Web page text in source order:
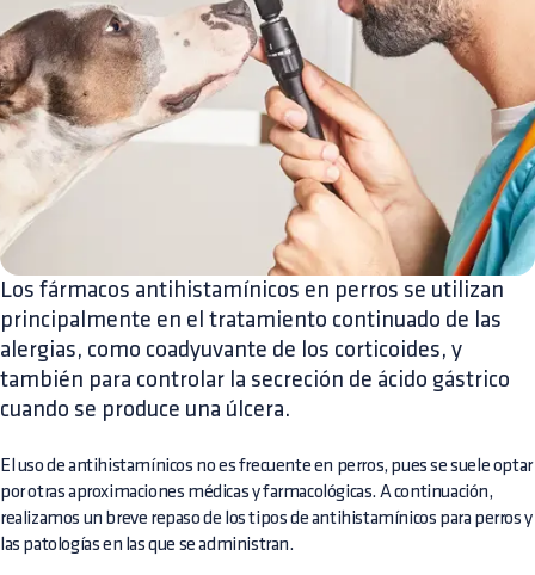
Los fármacos antihistamínicos en perros se utilizan
principalmente en el tratamiento continuado de las
alergias, como coadyuvante de los corticoides, y
también para controlar la secreción de ácido gástrico
cuando se produce una úlcera.
El uso de antihistamínicos no es frecuente en perros, pues se suele optar
por otras aproximaciones médicas y farmacológicas. A continuación,
realizamos un breve repaso de los tipos de antihistamínicos para perros y
las patologías en las que se administran.